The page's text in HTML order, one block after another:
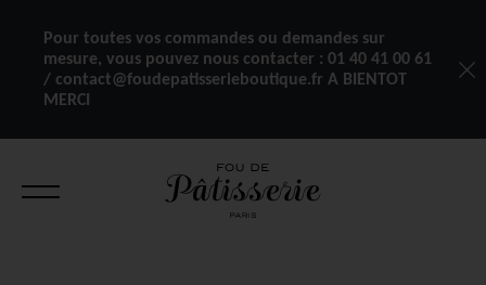
Pour toutes vos commandes ou demandes sur
mesure, vous pouvez nous contacter : 01 40 41 00 61
/ contact@foudepatisserieboutique.fr A BIENTOT
MERCI